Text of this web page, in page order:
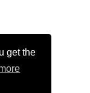
get the